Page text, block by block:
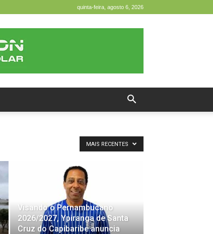
quinta-feira, agosto 6, 2026
MAIS RECENTES
Visando o Pernambucano
2026/2027, Ypiranga de Santa
Cruz do Capibaribe anuncia